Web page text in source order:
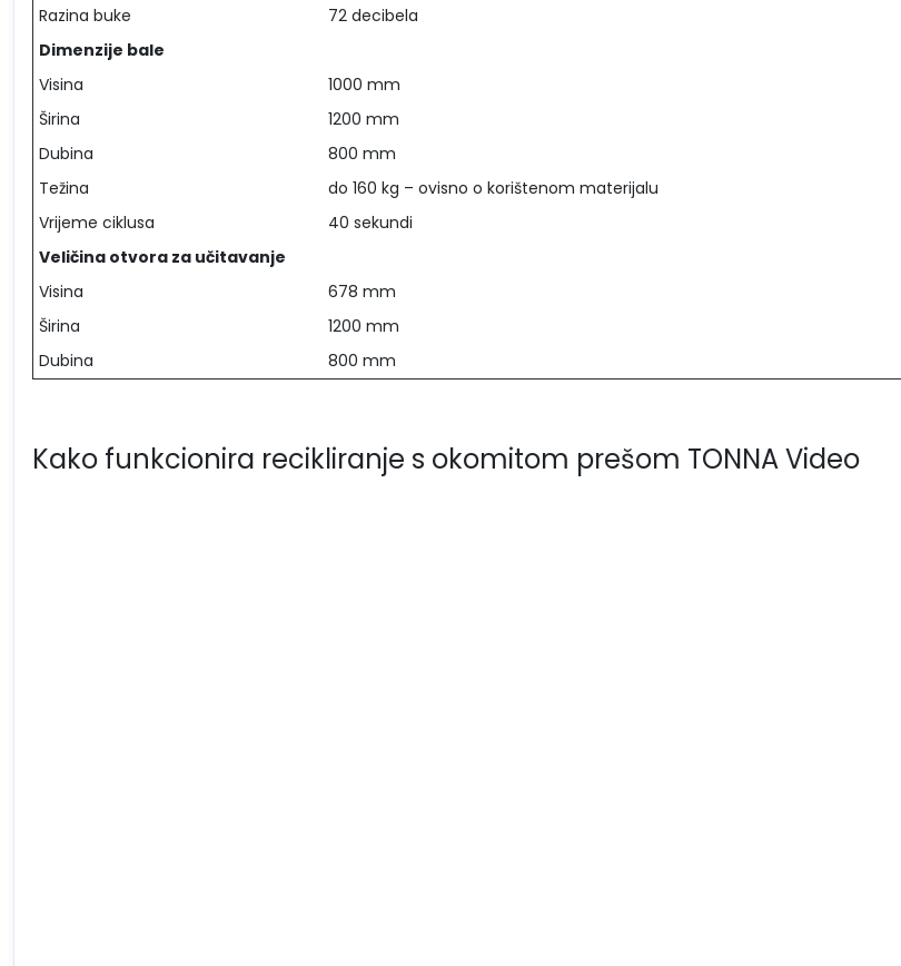
Razina buke
72 decibela
Dimenzije bale
Visina
1000 mm
Širina
1200 mm
Dubina
800 mm
Težina
do 160 kg – ovisno o korištenom materijalu
Vrijeme ciklusa
40 sekundi
Veličina otvora za učitavanje
Visina
678 mm
Širina
1200 mm
Dubina
800 mm
Kako funkcionira recikliranje s okomitom prešom TONNA Video